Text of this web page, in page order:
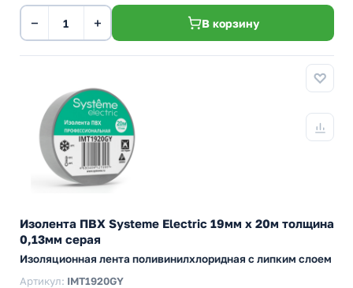
− + В корзину
Изолента ПВХ Systeme Electric 19мм х 20м толщина
0,13мм серая
Изоляционная лента поливинилхлоридная с липким слоем
Артикул: IMT1920GY